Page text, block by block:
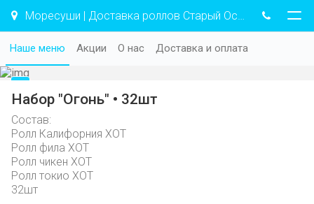
Моресуши | Доставка роллов Старый Оскол
Наше меню Акции О нас Доставка и оплата
Набор "Огонь" • 32шт
Состав:
Ролл Калифорния ХОТ
Ролл фила ХОТ
Ролл чикен ХОТ
Ролл токио ХОТ
32шт